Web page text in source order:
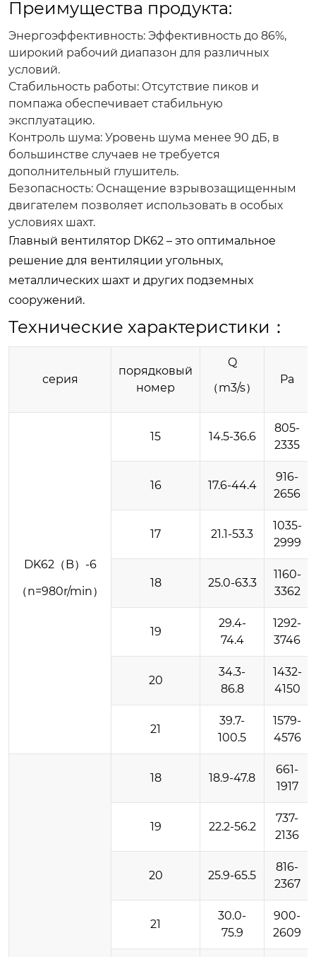
Преимущества продукта:
Энергоэффективность: Эффективность до 86%,
широкий рабочий диапазон для различных
условий.
Стабильность работы: Отсутствие пиков и
помпажа обеспечивает стабильную
эксплуатацию.
Контроль шума: Уровень шума менее 90 дБ, в
большинстве случаев не требуется
дополнительный глушитель.
Безопасность: Оснащение взрывозащищенным
двигателем позволяет использовать в особых
условиях шахт.
Главный вентилятор DK62 – это оптимальное
решение для вентиляции угольных,
металлических шахт и других подземных
сооружений.
Технические характеристики：
серия
порядковый
номер
Q
（m3/s）
Pa
DK62（B）-6
（n=980r/min）
15 14.5-36.6
805-
2335
16 17.6-44.4
916-
2656
17 21.1-53.3
1035-
2999
18 25.0-63.3
1160-
3362
19
29.4-
74.4
1292-
3746
20
34.3-
86.8
1432-
4150
21
39.7-
100.5
1579-
4576
18 18.9-47.8
661-
1917
19 22.2-56.2
737-
2136
20 25.9-65.5
816-
2367
21
30.0-
75.9
900-
2609